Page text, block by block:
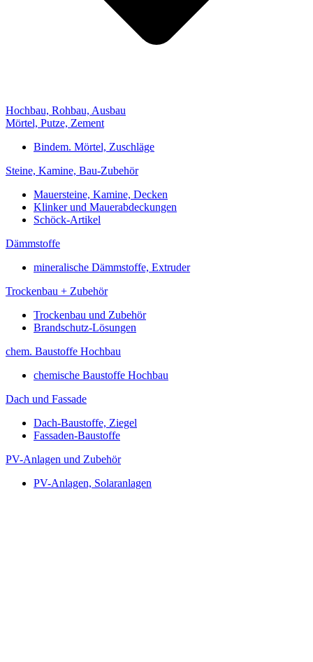
Hochbau, Rohbau, Ausbau
Mörtel, Putze, Zement
Bindem. Mörtel, Zuschläge
Steine, Kamine, Bau-Zubehör
Mauersteine, Kamine, Decken
Klinker und Mauerabdeckungen
Schöck-Artikel
Dämmstoffe
mineralische Dämmstoffe, Extruder
Trockenbau + Zubehör
Trockenbau und Zubehör
Brandschutz-Lösungen
chem. Baustoffe Hochbau
chemische Baustoffe Hochbau
Dach und Fassade
Dach-Baustoffe, Ziegel
Fassaden-Baustoffe
PV-Anlagen und Zubehör
PV-Anlagen, Solaranlagen